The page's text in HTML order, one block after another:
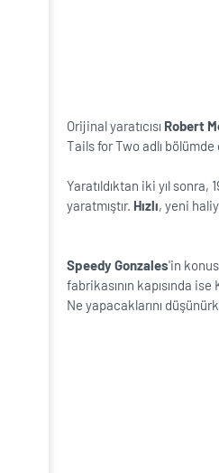
Orijinal yaratıcısı Robert
Tails for Two adlı
Yaratıldıktan iki yıl sonra,
yaratmıştır. Hızlı, yeni
Speedy Gonzales'in
fabrikasının kapısında ise
Ne yapacaklarını